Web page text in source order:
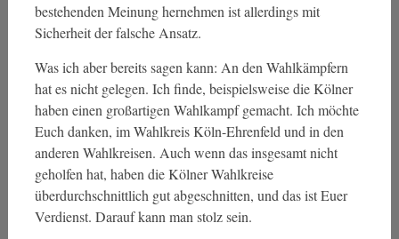
bestehenden Meinung hernehmen ist allerdings mit
Sicherheit der falsche Ansatz.
Was ich aber bereits sagen kann: An den Wahlkämpfern
hat es nicht gelegen. Ich finde, beispielsweise die Kölner
haben einen großartigen Wahlkampf gemacht. Ich möchte
Euch danken, im Wahlkreis Köln-Ehrenfeld und in den
anderen Wahlkreisen. Auch wenn das insgesamt nicht
geholfen hat, haben die Kölner Wahlkreise
überdurchschnittlich gut abgeschnitten, und das ist Euer
Verdienst. Darauf kann man stolz sein.